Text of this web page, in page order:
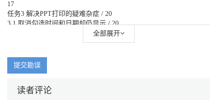
17
任务3 解决PPT打印的疑难杂症 / 20
3.1 取消勾选时间和日期却仍显示 / 20
3.3 将页码放在底边中心 / 22
3.5 在一页纸上打印8张PPT / 24
3.8 双面打印 / 32
全部展开
提交勘误
读者评论